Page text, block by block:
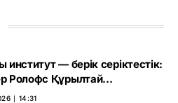
институт — берік серіктестік:
Ролофс Құрылтай
маңызын бағалады
∣ 14:31